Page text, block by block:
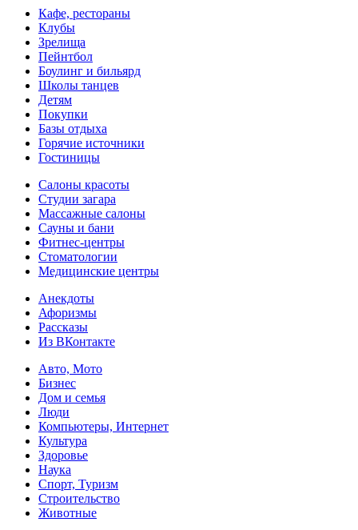
Кафе, рестораны
Клубы
Зрелища
Пейнтбол
Боулинг и бильярд
Школы танцев
Детям
Покупки
Базы отдыха
Горячие источники
Гостиницы
Салоны красоты
Студии загара
Массажные салоны
Сауны и бани
Фитнес-центры
Стоматологии
Медицинские центры
Анекдоты
Афоризмы
Рассказы
Из ВКонтакте
Авто, Мото
Бизнес
Дом и семья
Люди
Компьютеры, Интернет
Культура
Здоровье
Наука
Спорт, Туризм
Строительство
Животные